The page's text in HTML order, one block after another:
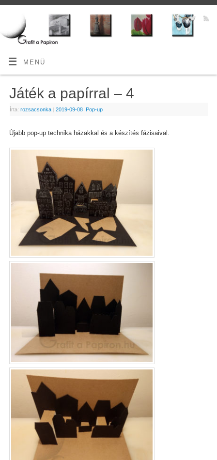
MENÜ
Játék a papírral – 4
Írta: rozsacsonka | 2019-09-08 |Pop-up
Újabb pop-up technika házakkal és a készítés fázisaival.